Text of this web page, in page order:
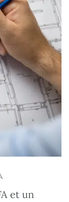
et un